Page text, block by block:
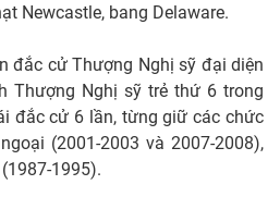
Newcastle, bang Delaware.
đắc cử Thượng Nghị sỹ đại diện
Thượng Nghị sỹ trẻ thứ 6 trong
đắc cử 6 lần, từng giữ các chức
(2001-2003 và 2007-2008),
1995).